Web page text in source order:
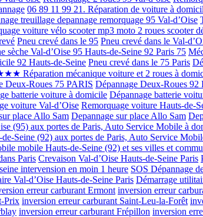
06 89 11 99 21. Réparation de voiture à
treuillage depannage remorquage 95 Val-d’Oise
voiture vélo scooter mp3 moto 2 roues scooter
Pneu crevé dans le 95 Pneu crevé dans le Val-
sèche Val-d’Oise 95 Hauts-de-Seine 92 Paris 75
92 Hauts-de-Seine Pneu crevé dans le 75 Paris
Réparation mécanique voiture et 2 roues à
Deux-Roues 75 PARIS Dépannage Deux-Roues
batterie voiture à domicile Dépannage batterie
voiture Val-d’Oise Remorquage voiture Hauts-de-
place Allo Sam Depannage sur place Allo Sam
(95) aux portes de Paris, Auto Service Mobile à
Seine (92) aux portes de Paris, Auto Service
mobile Hauts-de-Seine (92) et ses villes et
Paris Crevaison Val-d’Oise Hauts-de-Seine Paris
intervension en moin 1 heure SOS Dépannage
Val-d’Oise Hauts-de-Seine Paris Démarrage
erreur carburant Ermont inversion erreur
Prix inversion erreur carburant Saint-Leu-la-Forêt
inversion erreur carburant Frépillon inversion